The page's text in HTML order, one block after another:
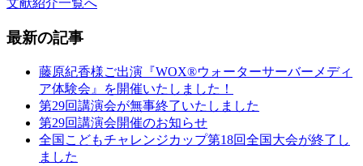
文献紹介一覧へ
最新の記事
藤原紀香様ご出演『WOX®ウォーターサーバーメディ
ア体験会』を開催いたしました！
第29回講演会が無事終了いたしました
第29回講演会開催のお知らせ
全国こどもチャレンジカップ第18回全国大会が終了し
ました